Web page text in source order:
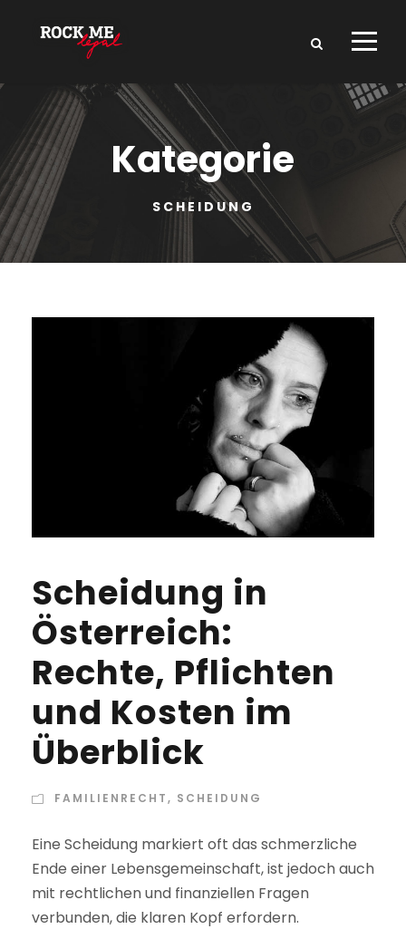
Kategorie
SCHEIDUNG
Scheidung in
Österreich:
Rechte, Pflichten
und Kosten im
Überblick
FAMILIENRECHT, SCHEIDUNG
Eine Scheidung markiert oft das schmerzliche
Ende einer Lebensgemeinschaft, ist jedoch auch
mit rechtlichen und finanziellen Fragen
verbunden, die klaren Kopf erfordern.